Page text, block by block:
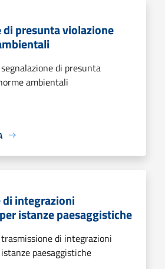
di presunta violazione
di presunta
ambientali
integrazioni
istanze paesaggistiche
di integrazioni
paesaggistiche